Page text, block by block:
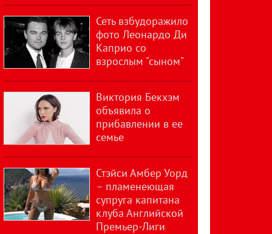
Сеть взбудоражило
фото Леонардо Ди
Каприо со
взрослым "сыном"
Виктория Бекхэм
объявила о
прибавлении в ее
семье
Стэйси Амбер Уорд
– пламенеющая
супруга капитана
клуба Английской
Премьер-Лиги